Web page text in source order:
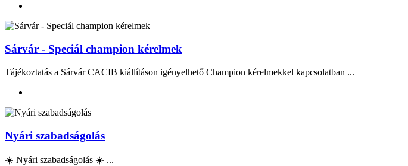
Sárvár - Speciál champion kérelmek
Tájékoztatás a Sárvár CACIB kiállításon igényelhető Champion kérelmekkel kapcsolatban ...
Nyári szabadságolás
☀️ Nyári szabadságolás ☀️ ...